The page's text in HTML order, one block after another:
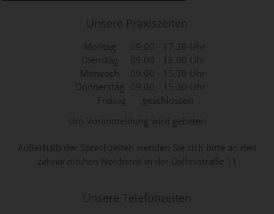
Unsere Praxiszeiten
Montag
09.00 - 17.30 Uhr
Dienstag
09.00 - 16.00 Uhr
Mittwoch
09.00 - 15.30 Uhr
Donnerstag
09.00 - 15.30 Uhr
Freitag
geschlossen
Um Voranmeldung wird gebeten
Außerhalb der Sprechzeiten wenden Sie sich bitte an den
zahnärztlichen Notdienst in der Collinistraße 11
Unsere Telefonzeiten